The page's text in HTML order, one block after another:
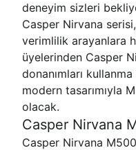
deneyim sizleri
Casper Nirvana
verimlilik arayanlara
üyelerinden Casper
donanımları kullanma
modern tasarımıyla
olacak.
Casper Nirvana
Casper Nirvana